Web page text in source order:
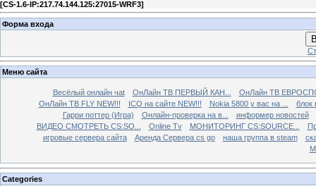
[CS-1.6-IP:217.74.144.125:27015-WRF3]
Форма входа
Меню сайта
Весёлый онлайн чаt ОнЛайн ТВ ПЕРВЫЙ КАН...
ОнЛайн ТВ
ОнЛайн ТВ FLY NEW!!!
ICQ на сайте NEW!!! Nokia 5800 у вас на ...
блок
Гарри поттер (Игра)
Онлайн-проверка на в...
информер новостей
ВИДЕО СМОТРЕТЬ CS:SO...
Online Tv МОНИТОРИНГ CS:SOURCE...
игровые сервера сайта
Аренда Сервера cs go наша группа в steam
Categories